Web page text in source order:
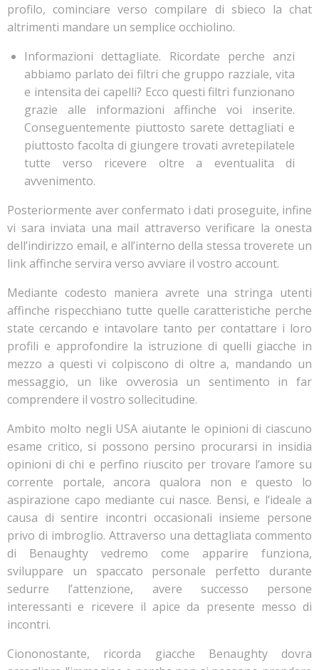
profilo, cominciare verso compilare di sbieco la chat
altrimenti mandare un semplice occhiolino.
Informazioni dettagliate. Ricordate perche anzi
abbiamo parlato dei filtri che gruppo razziale, vita
e intensita dei capelli? Ecco questi filtri funzionano
grazie alle informazioni affinche voi inserite.
Conseguentemente piuttosto sarete dettagliati e
piuttosto facolta di giungere trovati avretepilatele
tutte verso ricevere oltre a eventualita di
avvenimento.
Posteriormente aver confermato i dati proseguite, infine
vi sara inviata una mail attraverso verificare la onesta
dell’indirizzo email, e all’interno della stessa troverete un
link affinche servira verso avviare il vostro account.
Mediante codesto maniera avrete una stringa utenti
affinche rispecchiano tutte quelle caratteristiche perche
state cercando e intavolare tanto per contattare i loro
profili e approfondire la istruzione di quelli giacche in
mezzo a questi vi colpiscono di oltre a, mandando un
messaggio, un like ovverosia un sentimento in far
comprendere il vostro sollecitudine.
Ambito molto negli USA aiutante le opinioni di ciascuno
esame critico, si possono persino procurarsi in insidia
opinioni di chi e perfino riuscito per trovare l’amore su
corrente portale, ancora qualora non e questo lo
aspirazione capo mediante cui nasce. Bensi, e l’ideale a
causa di sentire incontri occasionali insieme persone
privo di imbroglio. Attraverso una dettagliata commento
di Benaughty vedremo come apparire funziona,
sviluppare un spaccato personale perfetto durante
sedurre l’attenzione, avere successo persone
interessanti e ricevere il apice da presente messo di
incontri.
Ciononostante, ricorda giacche Benaughty dovra